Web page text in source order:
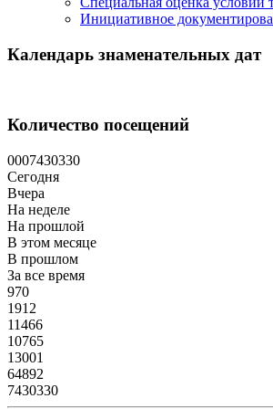
Инициативное
Календарь знаменательных дат
Количество посещений
0007430330
Сегодня
Вчера
На неделе
На прошлой
В этом месяце
В прошлом
За все время
970
1912
11466
10765
13001
64892
7430330